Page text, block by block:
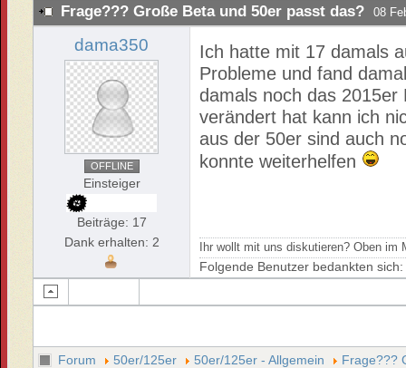
Frage??? Große Beta und 50er passt das? 08
dama350
OFFLINE
Einsteiger
Beiträge: 17
Dank erhalten: 2
Ich hatte mit 17 damals
Probleme und fand
damals noch das 2015er
verändert hat kann ich
aus der 50er sind auch
konnte weiterhelfen
Ihr wollt mit uns diskutieren? Oben
Folgende Benutzer bedankten
Forum 50er/125er 50er/125er - Allgemein Frage???